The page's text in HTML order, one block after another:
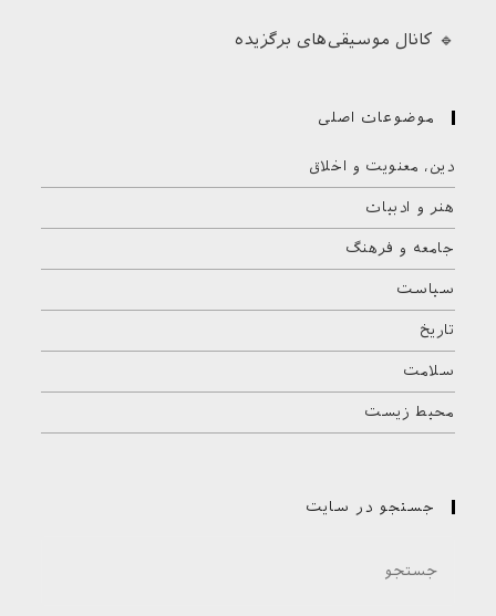
🔹 کانال موسیقی‌های برگزیده
موضوعات اصلی
دین، معنویت و اخلاق
هنر و ادبیات
جامعه و فرهنگ
سیاست
تاریخ
سلامت
محیط زیست
جستجو در سایت